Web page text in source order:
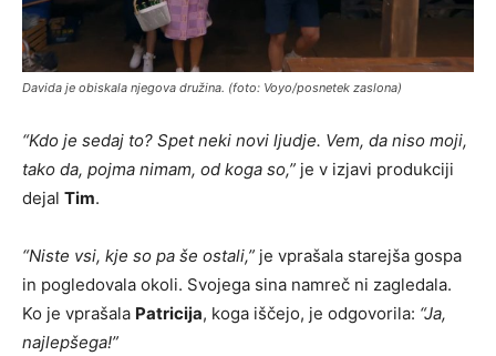
Davida je obiskala njegova družina. (foto: Voyo/posnetek zaslona)
“Kdo je sedaj to? Spet neki novi ljudje. Vem, da niso moji,
tako da, pojma nimam, od koga so,” je v izjavi produkciji
dejal Tim.
“Niste vsi, kje so pa še ostali,” je vprašala starejša gospa
in pogledovala okoli. Svojega sina namreč ni zagledala.
Ko je vprašala Patricija, koga iščejo, je odgovorila: “Ja,
najlepšega!”